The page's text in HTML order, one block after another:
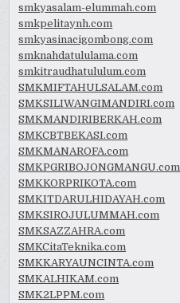
smkyasalam-elummah.com
smkpelitaynh.com
smkyasinacigombong.com
smknahdatululama.com
smkitraudhatululum.com
SMKMIFTAHULSALAM.com
SMKSILIWANGIMANDIRI.com
SMKMANDIRIBERKAH.com
SMKCBTBEKASI.com
SMKMANAROFA.com
SMKPGRIBOJONGMANGU.com
SMKKORPRIKOTA.com
SMKITDARULHIDAYAH.com
SMKSIROJULUMMAH.com
SMKSAZZAHRA.com
SMKCitaTeknika.com
SMKKARYAUNCINTA.com
SMKALHIKAM.com
SMK2LPPM.com